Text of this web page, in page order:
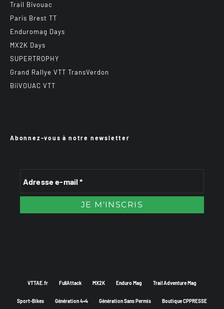
Trail Bivouac
Paris Brest TT
Enduromag Days
MX2K Days
SUPERTROPHY
Grand Rallye VTT TransVerdon
BiiVOUAC VTT
Abonnez-vous à notre newsletter
VTTAE.fr FullAttack MX2K Enduro Mag Trail Adventure Mag
Sport-Bikes Génération 4×4 Génération Sans Permis Boutique CPPRESSE